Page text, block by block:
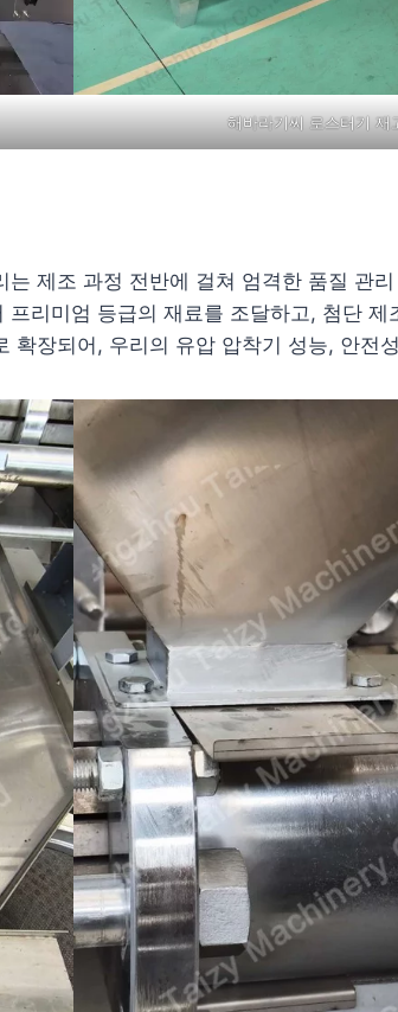
해바라기씨 로스터기 재
제조 과정 전반에 걸쳐 엄격한 품질 관
리미엄 등급의 재료를 조달하고, 첨단
확장되어, 우리의 유압 압착기 성능, 안전